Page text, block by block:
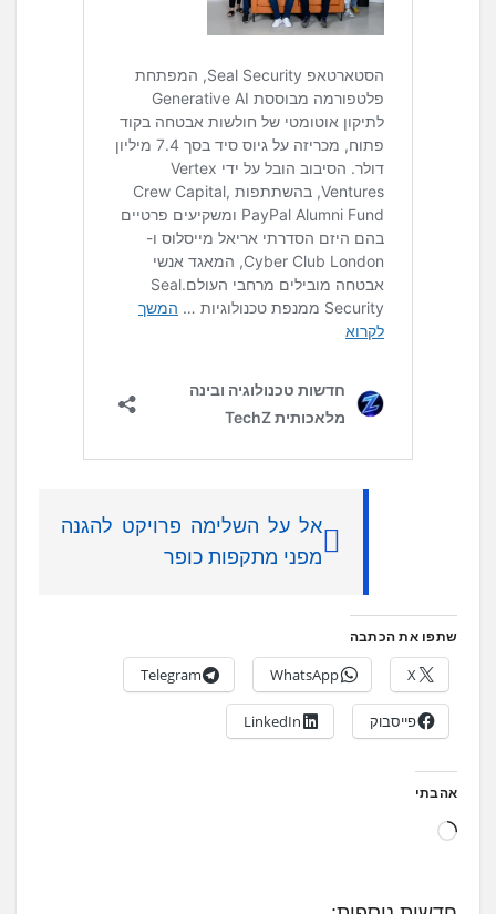
אל על השלימה פרויקט להגנה
מפני מתקפות כופר
שתפו את הכתבה
X
WhatsApp
Telegram
פייסבוק LinkedIn
אהבתי
ט